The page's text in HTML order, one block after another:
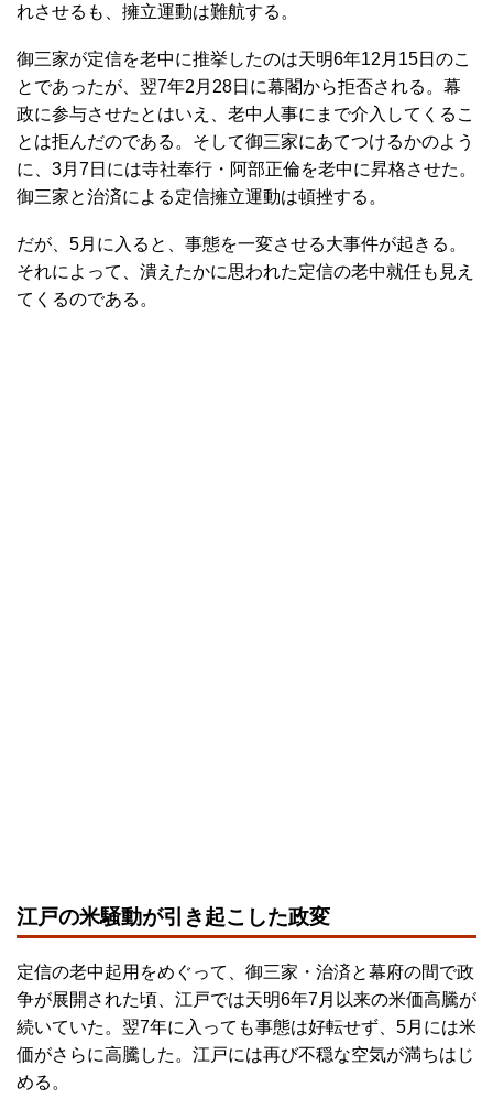
れさせるも、擁立運動は難航する。
御三家が定信を老中に推挙したのは天明6年12月15日のこ
とであったが、翌7年2月28日に幕閣から拒否される。幕
政に参与させたとはいえ、老中人事にまで介入してくるこ
とは拒んだのである。そして御三家にあてつけるかのよう
に、3月7日には寺社奉行・阿部正倫を老中に昇格させた。
御三家と治済による定信擁立運動は頓挫する。
だが、5月に入ると、事態を一変させる大事件が起きる。
それによって、潰えたかに思われた定信の老中就任も見え
てくるのである。
江戸の米騒動が引き起こした政変
定信の老中起用をめぐって、御三家・治済と幕府の間で政
争が展開された頃、江戸では天明6年7月以来の米価高騰が
続いていた。翌7年に入っても事態は好転せず、5月には米
価がさらに高騰した。江戸には再び不穏な空気が満ちはじ
める。